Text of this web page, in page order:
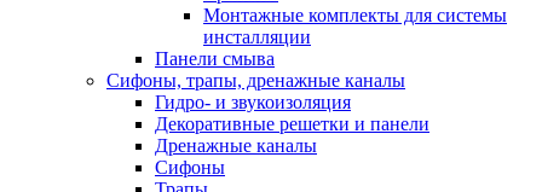
Монтажные комплекты для системы
инсталляции
Панели смыва
Сифоны, трапы, дренажные каналы
Гидро- и звукоизоляция
Декоративные решетки и панели
Дренажные каналы
Сифоны